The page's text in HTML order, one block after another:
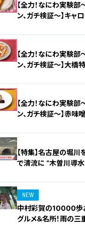
【全力！なにわ実験
ン、ガチ検証～】キャ
【全力！なにわ実験
ン、ガチ検証～】大橋
【全力！なにわ実験
ン、ガチ検証～】赤味
【特集】名古屋の堀
で清流に “木曽川導
NEW
中村彩賀の10000歩
グルメ＆名所！雨の三